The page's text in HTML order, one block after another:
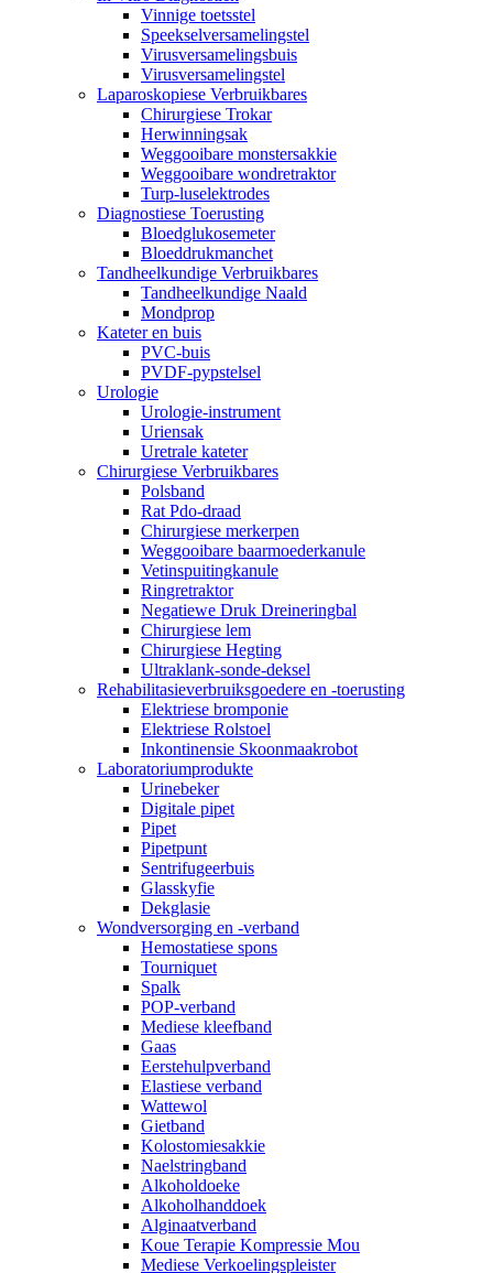
Vinnige toetsstel
Speekselversamelingstel
Virusversamelingsbuis
Virusversamelingstel
Laparoskopiese Verbruikbares
Chirurgiese Trokar
Herwinningsak
Weggooibare monstersakkie
Weggooibare wondretraktor
Turp-luselektrodes
Diagnostiese Toerusting
Bloedglukosemeter
Bloeddrukmanchet
Tandheelkundige Verbruikbares
Tandheelkundige Naald
Mondprop
Kateter en buis
PVC-buis
PVDF-pypstelsel
Urologie
Urologie-instrument
Uriensak
Uretrale kateter
Chirurgiese Verbruikbares
Polsband
Rat Pdo-draad
Chirurgiese merkerpen
Weggooibare baarmoederkanule
Vetinspuitingkanule
Ringretraktor
Negatiewe Druk Dreineringbal
Chirurgiese lem
Chirurgiese Hegting
Ultraklank-sonde-deksel
Rehabilitasieverbruiksgoedere en -toerusting
Elektriese bromponie
Elektriese Rolstoel
Inkontinensie Skoonmaakrobot
Laboratoriumprodukte
Urinebeker
Digitale pipet
Pipet
Pipetpunt
Sentrifugeerbuis
Glasskyfie
Dekglasie
Wondversorging en -verband
Hemostatiese spons
Tourniquet
Spalk
POP-verband
Mediese kleefband
Gaas
Eerstehulpverband
Elastiese verband
Wattewol
Gietband
Kolostomiesakkie
Naelstringband
Alkoholdoeke
Alkoholhanddoek
Alginaatverband
Koue Terapie Kompressie Mou
Mediese Verkoelingspleister